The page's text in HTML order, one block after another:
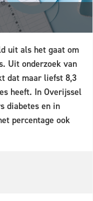
uit als het gaat om
Uit onderzoek van
dat maar liefst 8,3
heeft. In Overijssel
diabetes en in
percentage ook